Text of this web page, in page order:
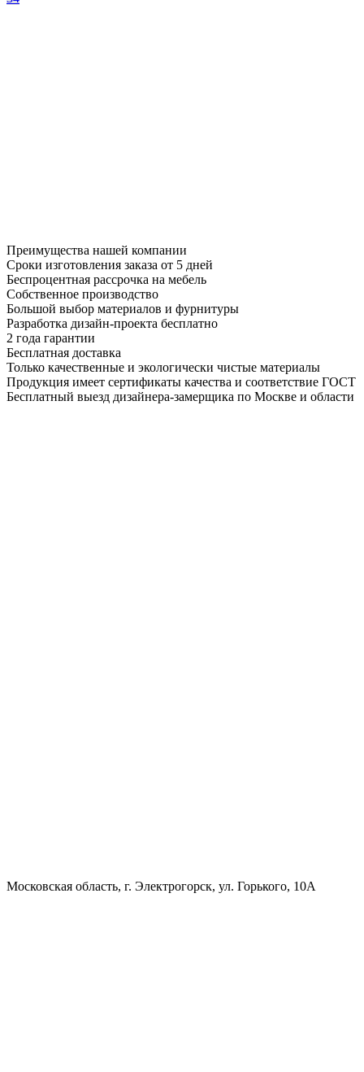
Преимущества нашей компании
Сроки изготовления заказа от 5 дней
Беспроцентная рассрочка на мебель
Собственное производство
Большой выбор материалов и фурнитуры
Разработка дизайн-проекта бесплатно
2 года гарантии
Бесплатная доставка
Только качественные и экологически чистые материалы
Продукция имеет сертификаты качества и соответствие ГОСТ
Бесплатный выезд дизайнера-замерщика по Москве и области
Московская область, г. Электрогорск, ул. Горького, 10А